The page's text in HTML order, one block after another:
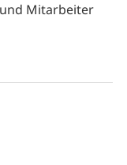
Mitarbeiter